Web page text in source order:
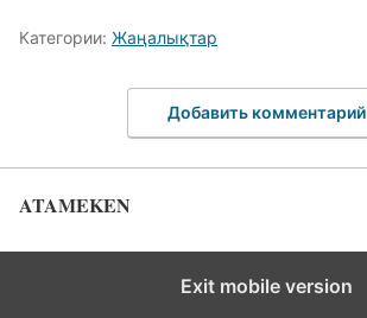
Категории: Жаңалықтар
Добавить комментарий
ATAMEKEN
Exit mobile version